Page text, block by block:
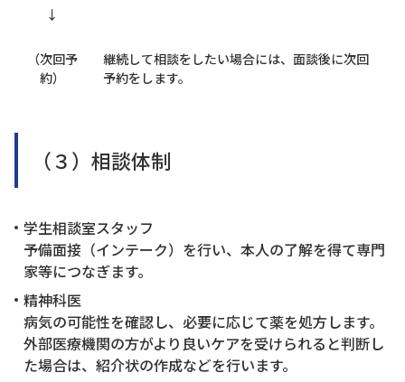
↓
（次回予
約）
継続して相談をしたい場合には、面談後に次回
予約をします。
（３）相談体制
学生相談室スタッフ
予備面接（インテーク）を行い、本人の了解を得て専門
家等につなぎます。
精神科医
病気の可能性を確認し、必要に応じて薬を処方します。
外部医療機関の方がより良いケアを受けられると判断し
た場合は、紹介状の作成などを行います。